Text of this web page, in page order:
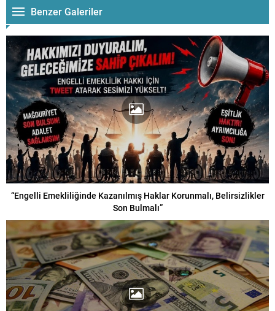
Benzer Galeriler
“Engelli Emekliliğinde Kazanılmış Haklar Korunmalı, Belirsizlikler
Son Bulmalı”